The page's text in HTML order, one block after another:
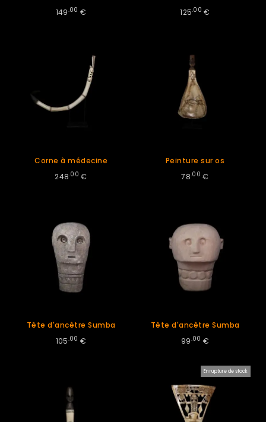
149.00 €
125.00 €
Corne à médecine
248.00 €
Peinture sur os
78.00 €
Tête d'ancêtre Sumba
105.00 €
Tête d'ancêtre Sumba
99.00 €
En rupture de stock